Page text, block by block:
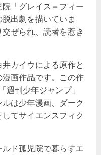
「グレイス＝フィー
出劇を描いていま
ぜられ、読者を惹き
カイウによる原作と
画作品です。この作
週刊少年ジャンプ」
は少年漫画、ダーク
てサイエンスフィク
ド孤児院で暮らすエ